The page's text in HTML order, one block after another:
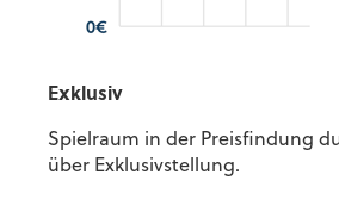
Exklusiv
Spielraum in der Preisfindung
über Exklusivstellung.